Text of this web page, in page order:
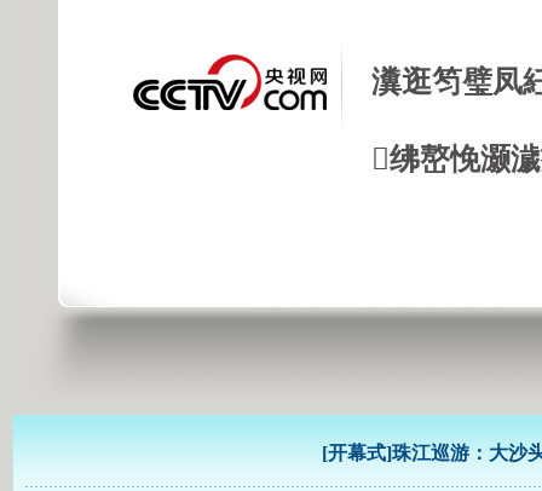
瀵逛笉璧凤
绋嶅悗灏
[开幕式]珠江巡游：大沙